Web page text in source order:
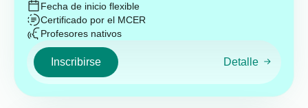
Fecha de inicio flexible
Certificado por el MCER
Profesores nativos
Inscribirse Detalle